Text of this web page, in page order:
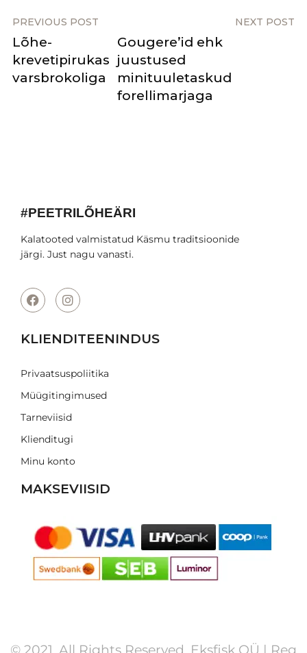
PREVIOUS POST NEXT POST
Lõhe-
krevetipirukas
varsbrokoliga
Gougere’id ehk
juustused
minituuletaskud
forellimarjaga
#PEETRILÕHEÄRI
Kalatooted valmistatud Käsmu traditsioonide
järgi. Just nagu vanasti.
KLIENDITEENINDUS
Privaatsuspoliitika
Müügitingimused
Tarneviisid
Klienditugi
Minu konto
MAKSEVIISID
© 2021. All Rights Reserved. Eksfisk OÜ | Reg